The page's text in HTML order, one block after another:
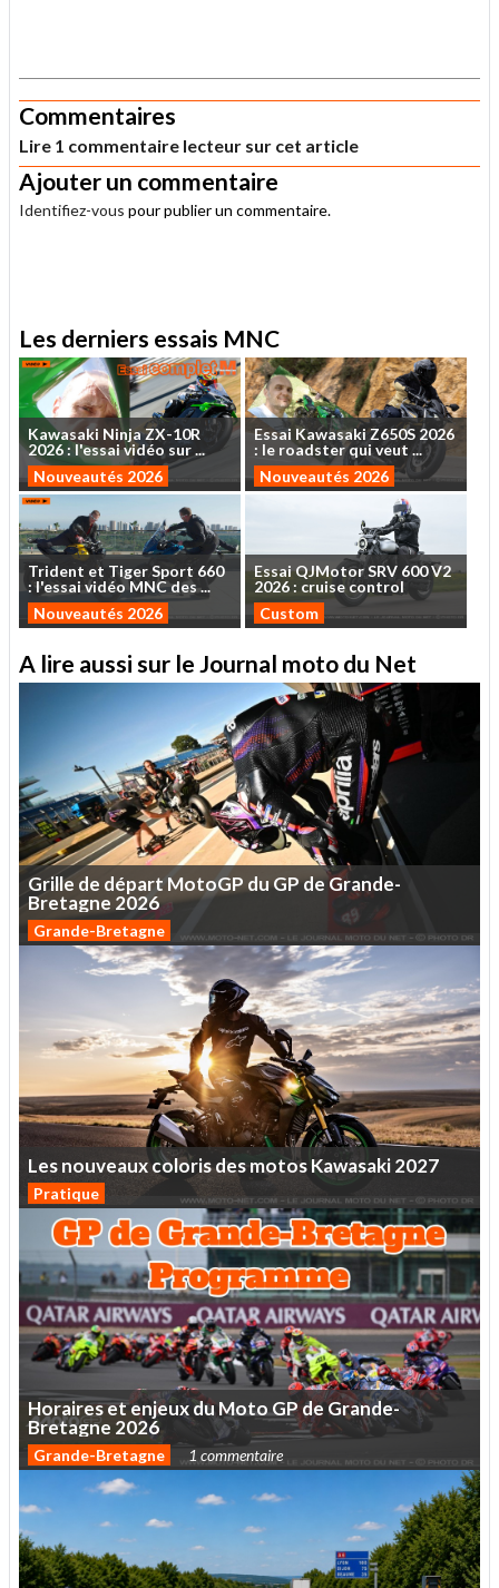
Commentaires
Lire 1 commentaire lecteur sur cet article
Ajouter un commentaire
Identifiez-vous pour publier un commentaire.
Les derniers essais MNC
Kawasaki NinjaZX-10R
2026: l'essaividéo sur...
Nouveautés 2026
Essai Kawasaki Z650S 2026
: le roadsterquiveut ...
Nouveautés 2026
Trident et TigerSport 660
: l'essaividéo MNCdes...
Nouveautés 2026
EssaiQJMotorSRV 600V2
2026 : cruise control
Custom
A lire aussi sur le Journal moto du Net
Grille de départ MotoGP duGPdeGrande-
Bretagne 2026
Grande-Bretagne
LesnouveauxcolorisdesmotosKawasaki2027
Pratique
HorairesetenjeuxduMotoGPdeGrande-
Bretagne 2026
Grande-Bretagne 1 commentaire